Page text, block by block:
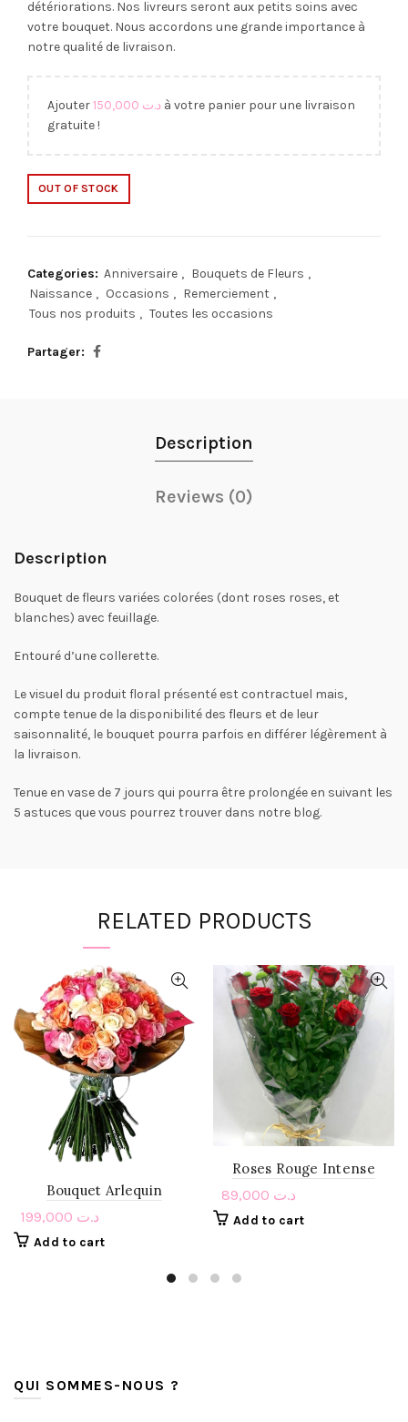
détériorations. Nos livreurs seront aux petits soins avec
votre bouquet. Nous accordons une grande importance à
notre qualité de livraison.
Ajouter د.ت à votre panier pour une livraison
gratuite !
OUT OF STOCK
Categories: Anniversaire , Bouquets de Fleurs ,
Naissance , Occasions , Remerciement ,
Tous nos produits , Toutes les occasions
Partager
Description
Reviews (0)
Description
Bouquet de fleurs variées colorées (dont roses roses, et
blanches) avec feuillage.
Entouré d’une collerette.
Le visuel du produit floral présenté est contractuel mais,
compte tenue de la disponibilité des fleurs et de leur
saisonnalité, le bouquet pourra parfois en différer légèrement à
la livraison.
Tenue en vase de 7 jours qui pourra être prolongée en suivant les
5 astuces que vous pourrez trouver dans notre blog.
RELATED PRODUCTS
Bouquet Arlequin
د.ت
Add to cart
Roses Rouge Intense
د.ت
Add to cart
QUI SOMMES-NOUS ?